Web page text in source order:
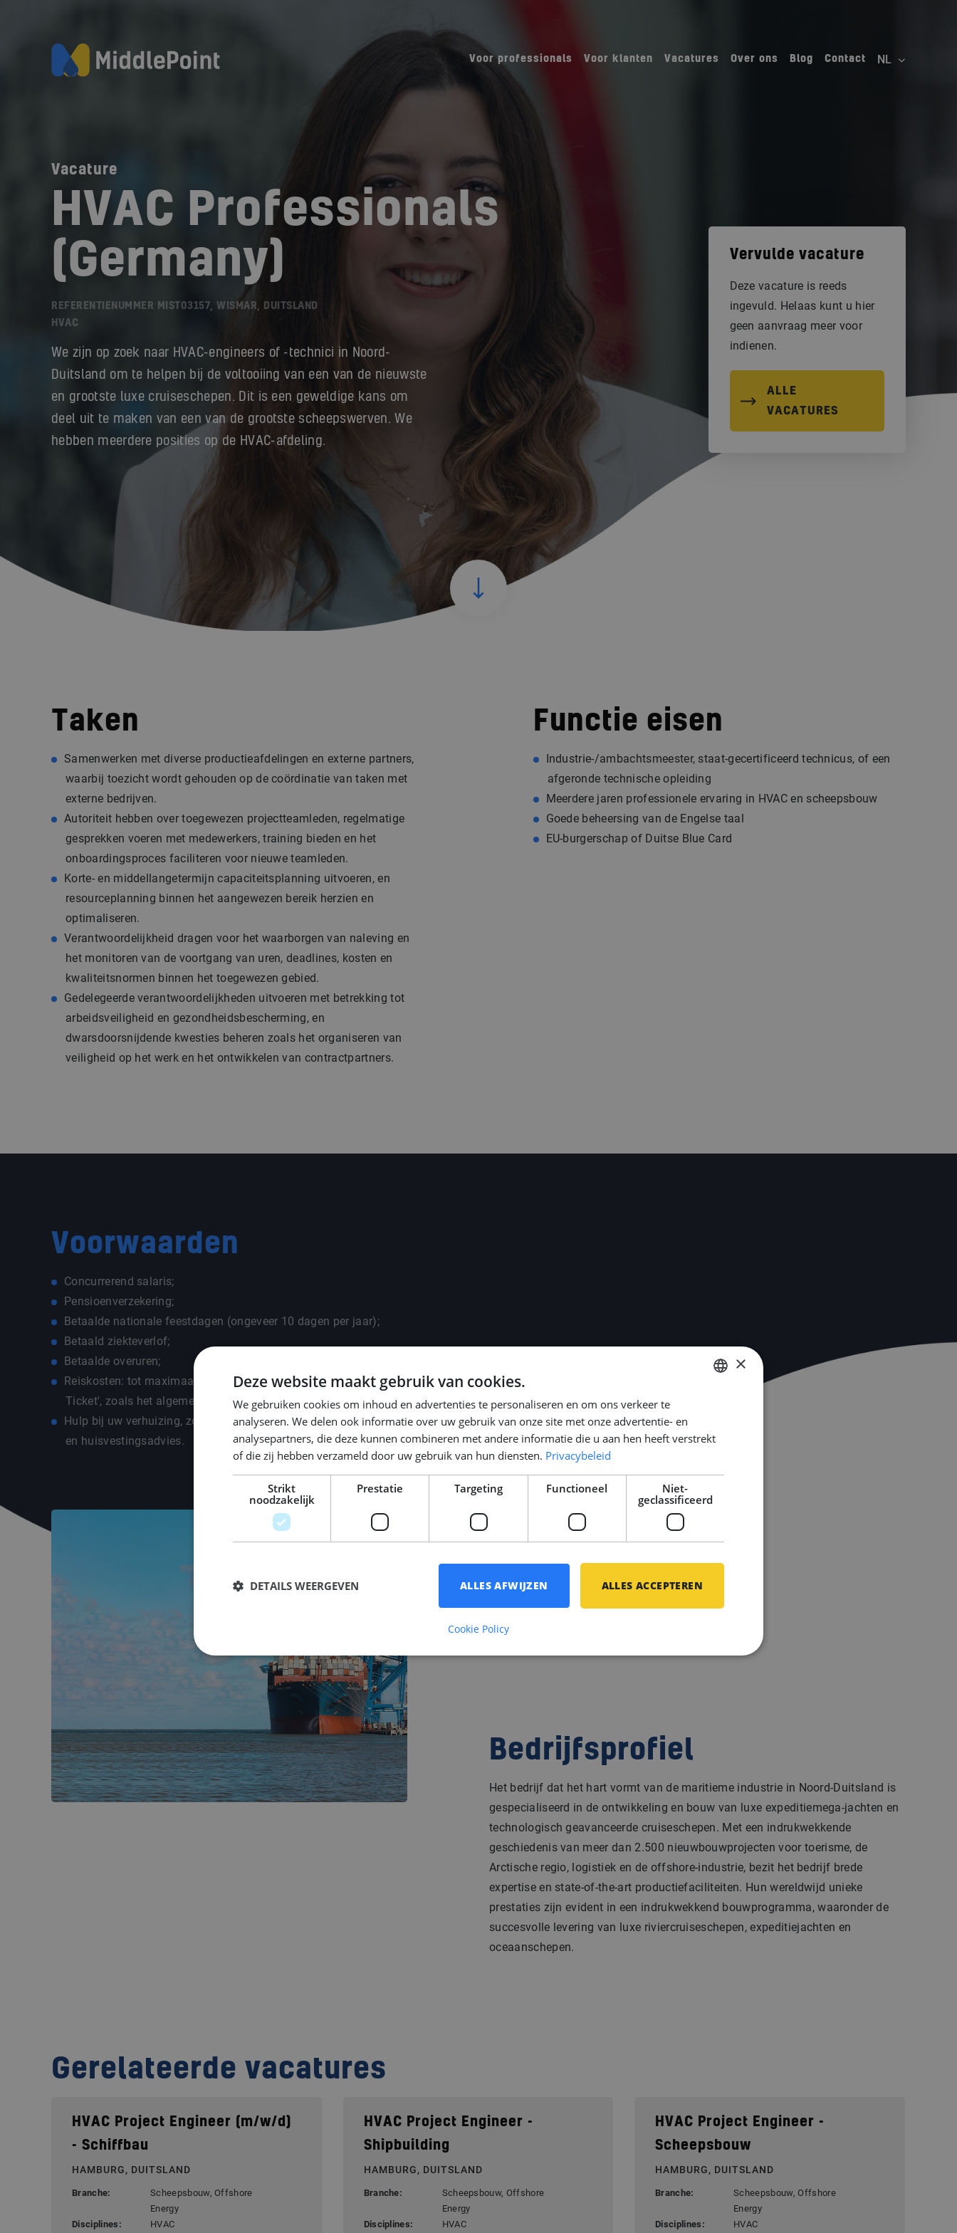
Voor professionals Voor klanten Vacatures Over ons Blog Contact
Vacature
HVAC Professionals
(Germany)
REFERENTIENUMMER MIST03157, WISMAR, DUITSLAND
HVAC
We zijn op zoek naar HVAC-engineers of -technici in Noord-
Duitsland om te helpen bij de voltooiing van een van de nieuwste
en grootste luxe cruiseschepen. Dit is een geweldige kans om
deel uit te maken van een van de grootste scheepswerven. We
hebben meerdere posities op de HVAC-afdeling.
Vervulde vacature
Deze vacature is reeds
ingevuld. Helaas kunt u hier
geen aanvraag meer voor
indienen.
ALLE
VACATURES
Taken
Samenwerken met diverse productieafdelingen en externe partners,
waarbij toezicht wordt gehouden op de coördinatie van taken met
externe bedrijven.
Autoriteit hebben over toegewezen projectteamleden, regelmatige
gesprekken voeren met medewerkers, training bieden en het
onboardingsproces faciliteren voor nieuwe teamleden.
Korte- en middellangetermijn capaciteitsplanning uitvoeren, en
resourceplanning binnen het aangewezen bereik herzien en
optimaliseren.
Verantwoordelijkheid dragen voor het waarborgen van naleving en
het monitoren van de voortgang van uren, deadlines, kosten en
kwaliteitsnormen binnen het toegewezen gebied.
Gedelegeerde verantwoordelijkheden uitvoeren met betrekking tot
arbeidsveiligheid en gezondheidsbescherming, en
dwarsdoorsnijdende kwesties beheren zoals het organiseren van
veiligheid op het werk en het ontwikkelen van contractpartners.
Functie eisen
Industrie-/ambachtsmeester, staat-gecertificeerd technicus, of een
afgeronde technische opleiding
Meerdere jaren professionele ervaring in HVAC en scheepsbouw
Goede beheersing van de Engelse taal
EU-burgerschap of Duitse Blue Card
Voorwaarden
Concurrerend salaris;
Pensioenverzekering;
Betaalde nationale feestdagen (ongeveer 10 dagen per jaar);
Betaald ziekteverlof;
Betaalde overuren;
Reiskosten: tot maximaal €50,- per maand, met het 'Deutschland-
Ticket', zoals het algemeen bekend staat;
Hulp bij uw verhuizing, zoals registratie, juridische en fiscale zaken,
en huisvestingsadvies.
Bedrijfsprofiel
Het bedrijf dat het hart vormt van de maritieme industrie in Noord-Duitsland is
gespecialiseerd in de ontwikkeling en bouw van luxe expeditiemega-jachten en
technologisch geavanceerde cruiseschepen. Met een indrukwekkende
geschiedenis van meer dan 2.500 nieuwbouwprojecten voor toerisme, de
Arctische regio, logistiek en de offshore-industrie, bezit het bedrijf brede
expertise en state-of-the-art productiefaciliteiten. Hun wereldwijd unieke
prestaties zijn evident in een indrukwekkend bouwprogramma, waaronder de
succesvolle levering van luxe riviercruiseschepen, expeditiejachten en
oceaanschepen.
Gerelateerde vacatures
HVAC Project Engineer (m/w/d)
- Schiffbau
HAMBURG, DUITSLAND
Branche:
Scheepsbouw, Offshore
Energy
Disciplines:
HVAC
HVAC Project Engineer -
Shipbuilding
HAMBURG, DUITSLAND
Branche:
Scheepsbouw, Offshore
Energy
Disciplines:
HVAC
HVAC Project Engineer -
Scheepsbouw
HAMBURG, DUITSLAND
Branche:
Scheepsbouw, Offshore
Energy
Disciplines:
HVAC
×
Deze website maakt gebruik van cookies.
We gebruiken cookies om inhoud en advertenties te personaliseren en om ons verkeer te
analyseren. We delen ook informatie over uw gebruik van onze site met onze advertentie- en
analysepartners, die deze kunnen combineren met andere informatie die u aan hen heeft verstrekt
of die zij hebben verzameld door uw gebruik van hun diensten. Privacybeleid
Strikt
noodzakelijk
Prestatie Targeting Functioneel
Niet-
geclassificeerd
ALLES ACCEPTEREN
ALLES AFWIJZEN
DETAILS WEERGEVEN
Cookie Policy